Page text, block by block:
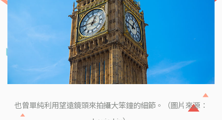
也曾單純利用望遠鏡頭來拍攝大笨鐘的細節。（圖片來源：